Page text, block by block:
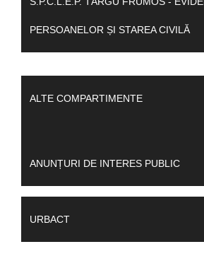
PERSOANELOR ȘI STAREA CIVILĂ
ALTE COMPARTIMENTE
ANUNȚURI DE INTERES PUBLIC
URBACT